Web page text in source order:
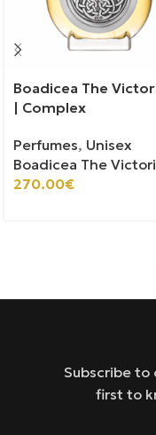
Boadicea The
| Complex
Perfumes, Unisex
Boadicea The
270.00€
Subscribe
first to